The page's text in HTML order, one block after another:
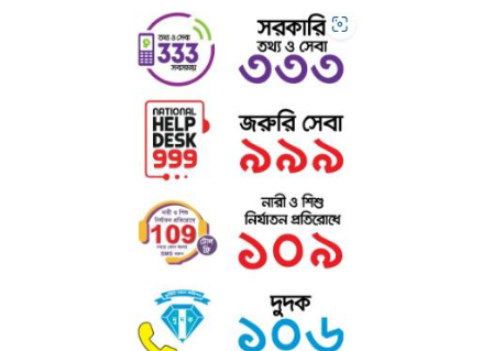
available for many years on adhesive sheets in different
sizes and typefaces from a company called Letraset.
When computers came along, Aldus included lorem
ipsum in its PageMaker publishing software, and you
now see it wherever designers, content designers, art
directors, user interface developers and web designer
are at work. They use it daily when using programs
such as Adobe Photoshop, Paint Shop Pro, Dreamweaver,
FrontPage, PageMaker, FrameMaker, Illustrator, Flash,
Indesign etc.